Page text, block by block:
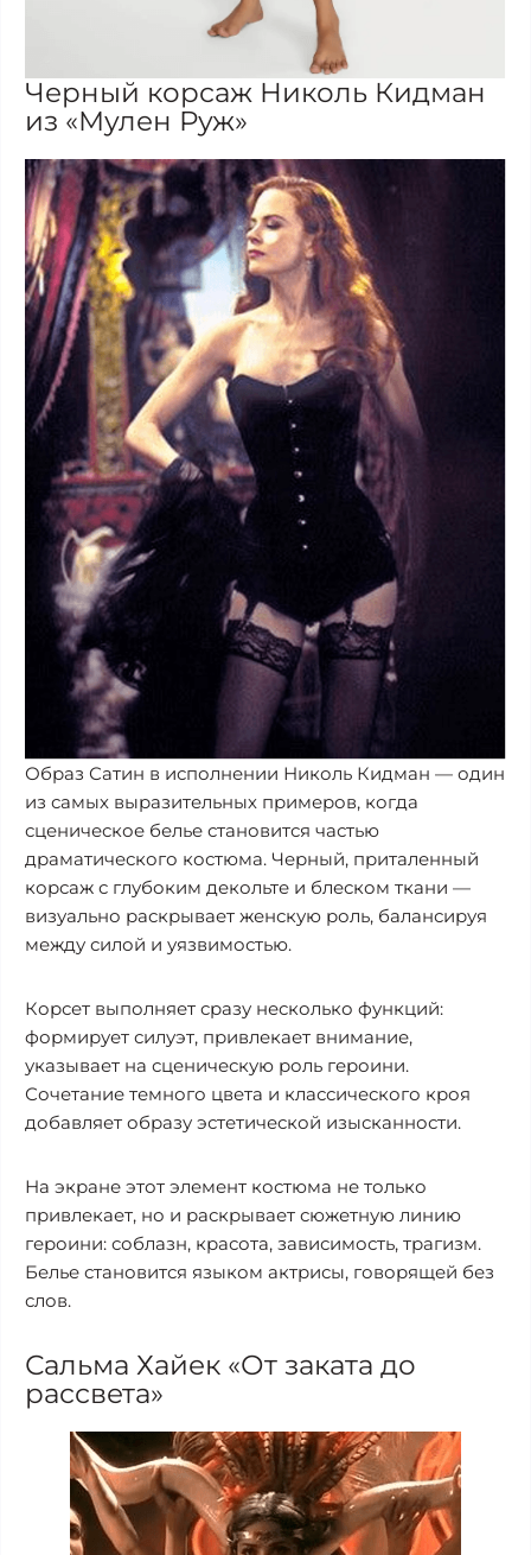
Черный корсаж Николь Кидман
из «Мулен Руж»
Образ Сатин в исполнении Николь Кидман — один
из самых выразительных примеров, когда
сценическое белье становится частью
драматического костюма. Черный, приталенный
корсаж с глубоким декольте и блеском ткани —
визуально раскрывает женскую роль, балансируя
между силой и уязвимостью.
Корсет выполняет сразу несколько функций:
формирует силуэт, привлекает внимание,
указывает на сценическую роль героини.
Сочетание темного цвета и классического кроя
добавляет образу эстетической изысканности.
На экране этот элемент костюма не только
привлекает, но и раскрывает сюжетную линию
героини: соблазн, красота, зависимость, трагизм.
Белье становится языком актрисы, говорящей без
слов.
Сальма Хайек «От заката до
рассвета»